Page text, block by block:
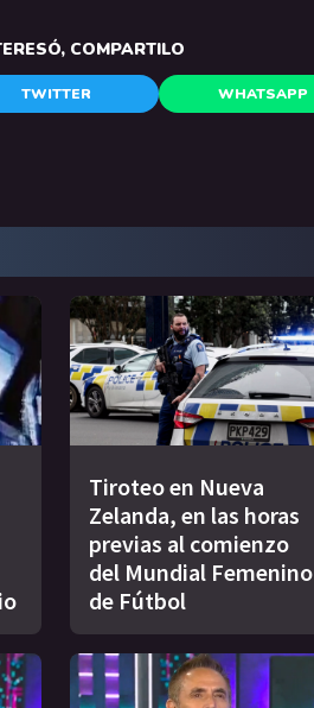
COMPARTILO
TWITTER WHATSAPP
Tiroteo en Nueva
Zelanda, en las horas
previas al comienzo
del Mundial Femenino
de Fútbol